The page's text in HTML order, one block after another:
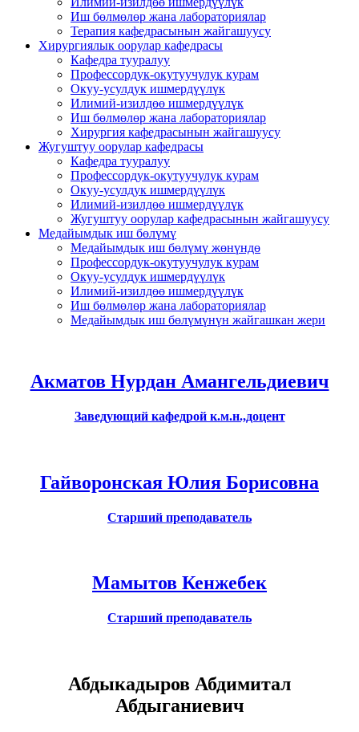
Иш бөлмөлөр жана лабораториялар
Терапия кафедрасынын жайгашуусу
Хирургиялык оорулар кафедрасы
Кафедра тууралуу
Профессордук-окутуучулук курам
Окуу-усулдук ишмердүүлүк
Илимий-изилдөө ишмердүүлүк
Иш бөлмөлөр жана лабораториялар
Хирургия кафедрасынын жайгашуусу
Жугуштуу оорулар кафедрасы
Кафедра тууралуу
Профессордук-окутуучулук курам
Окуу-усулдук ишмердүүлүк
Илимий-изилдөө ишмердүүлүк
Жугуштуу оорулар кафедрасынын жайгашуусу
Медайымдык иш бөлүмү
Медайымдык иш бөлүмү жөнүндө
Профессордук-окутуучулук курам
Окуу-усулдук ишмердүүлүк
Илимий-изилдөө ишмердүүлүк
Иш бөлмөлөр жана лабораториялар
Медайымдык иш бөлүмүнүн жайгашкан жери
Акматов Нурдан Амангельдиевич
Заведующий кафедрой к.м.н.,доцент
Гайворонская Юлия Борисовна
Старший преподаватель
Мамытов Кенжебек
Старший преподаватель
Абдыкадыров Абдимитал
Абдыганиевич